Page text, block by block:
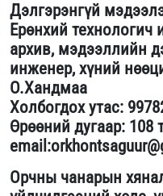
Дэлгэрэнгүй
Ерөнхий технологич
архив, мэдээллийн
инженер, хүний
О.Хандмаа
Холбогдох утас:
Өрөөний дугаар: 108
Орчны чанарын